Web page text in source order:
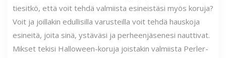
tiesitkö, että voit tehdä valmiista esineistäsi myös koruja?
Voit ja joillakin edullisilla varusteilla voit tehdä hauskoja
esineitä, joita sinä, ystäväsi ja perheenjäsenesi nauttivat.
Mikset tekisi Halloween-koruja joistakin valmiista Perler-